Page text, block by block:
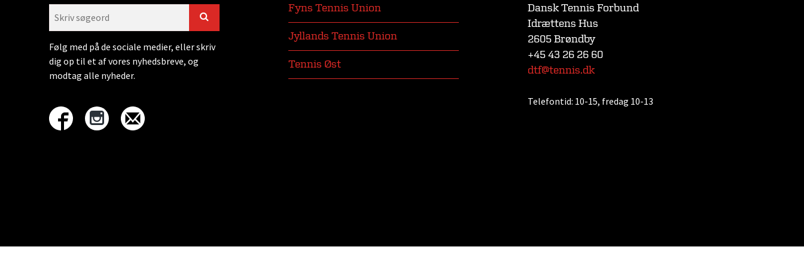
Følg med på de sociale medier, eller skriv
dig op til et af vores nyhedsbreve, og
modtag alle nyheder.
Fyns Tennis Union
Jyllands Tennis Union
Tennis Øst
Dansk Tennis Forbund
Idrættens Hus
2605 Brøndby
+45 43 26 26 60
dtf@tennis.dk
Telefontid: 10-15, fredag 10-13